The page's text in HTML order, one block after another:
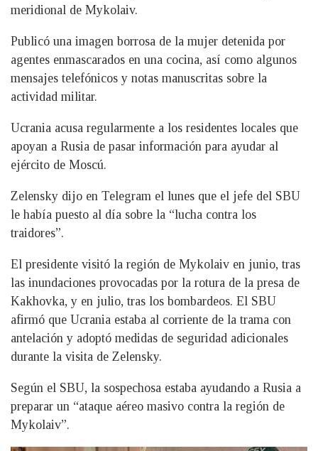
meridional de Mykolaiv.
Publicó una imagen borrosa de la mujer detenida por
agentes enmascarados en una cocina, así como algunos
mensajes telefónicos y notas manuscritas sobre la
actividad militar.
Ucrania acusa regularmente a los residentes locales que
apoyan a Rusia de pasar información para ayudar al
ejército de Moscú.
Zelensky dijo en Telegram el lunes que el jefe del SBU
le había puesto al día sobre la “lucha contra los
traidores”.
El presidente visitó la región de Mykolaiv en junio, tras
las inundaciones provocadas por la rotura de la presa de
Kakhovka, y en julio, tras los bombardeos. El SBU
afirmó que Ucrania estaba al corriente de la trama con
antelación y adoptó medidas de seguridad adicionales
durante la visita de Zelensky.
Según el SBU, la sospechosa estaba ayudando a Rusia a
preparar un “ataque aéreo masivo contra la región de
Mykolaiv”.